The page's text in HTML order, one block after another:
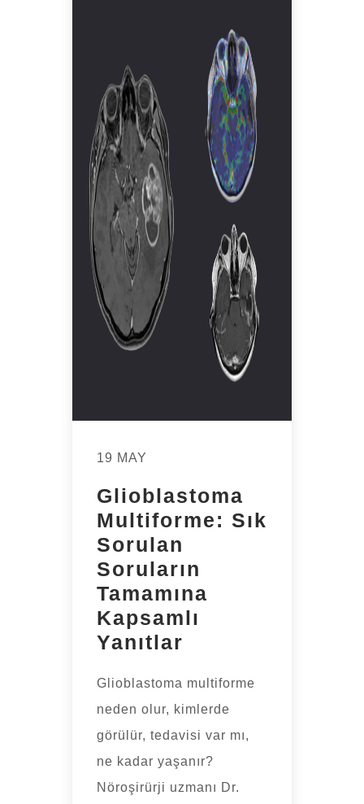
19 MAY
Glioblastoma
Multiforme: Sık
Sorulan
Soruların
Tamamına
Kapsamlı
Yanıtlar
Glioblastoma multiforme
neden olur, kimlerde
görülür, tedavisi var mı,
ne kadar yaşanır?
Nöroşirürji uzmanı Dr.